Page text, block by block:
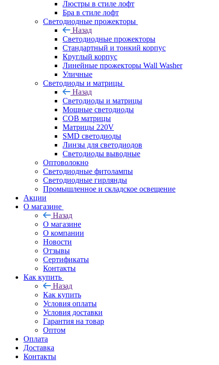
Люстры в стиле лофт
Бра в стиле лофт
Светодиодные прожекторы
Назад
Светодиодные прожекторы
Стандартный и тонкий корпус
Круглый корпус
Линейные прожекторы Wall Washer
Уличные
Светодиоды и матрицы
Назад
Светодиоды и матрицы
Мощные светодиоды
COB матрицы
Матрицы 220V
SMD светодиоды
Линзы для светодиодов
Светодиоды выводные
Оптоволокно
Светодиодные фитолампы
Светодиодные гирлянды
Промышленное и складское освещение
Акции
О магазине
Назад
О магазине
О компании
Новости
Отзывы
Сертификаты
Контакты
Как купить
Назад
Как купить
Условия оплаты
Условия доставки
Гарантия на товар
Оптом
Оплата
Доставка
Контакты